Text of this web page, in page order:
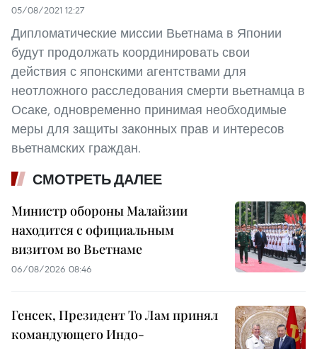
05/08/2021 12:27
Дипломатические миссии Вьетнама в Японии
будут продолжать координировать свои
действия с японскими агентствами для
неотложного расследования смерти вьетнамца в
Осаке, одновременно принимая необходимые
меры для защиты законных прав и интересов
вьетнамских граждан.
СМОТРЕТЬ ДАЛЕЕ
Министр обороны Малайзии
находится с официальным
визитом во Вьетнаме
06/08/2026 08:46
Генсек, Президент То Лам принял
командующего Индо-